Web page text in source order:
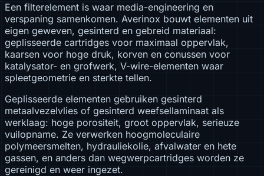
Een filterelement is waar media-engineering en
verspaning samenkomen. Averinox bouwt elementen uit
eigen geweven, gesinterd en gebreid materiaal:
geplisseerde cartridges voor maximaal oppervlak,
kaarsen voor hoge druk, korven en conussen voor
katalysator- en grofwerk, V-wire-elementen waar
spleetgeometrie en sterkte tellen.
Geplisseerde elementen gebruiken gesinterd
metaalvezelvlies of gesinterd weefsellaminaat als
werklaag: hoge porositeit, groot oppervlak, serieuze
vuilopname. Ze verwerken hoogmoleculaire
polymeersmelten, hydrauliekolie, afvalwater en hete
gassen, en anders dan wegwerpcartridges worden ze
gereinigd en weer ingezet.